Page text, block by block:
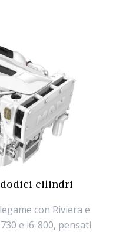
cilindri
con Riviera e
e i6-800, pensati